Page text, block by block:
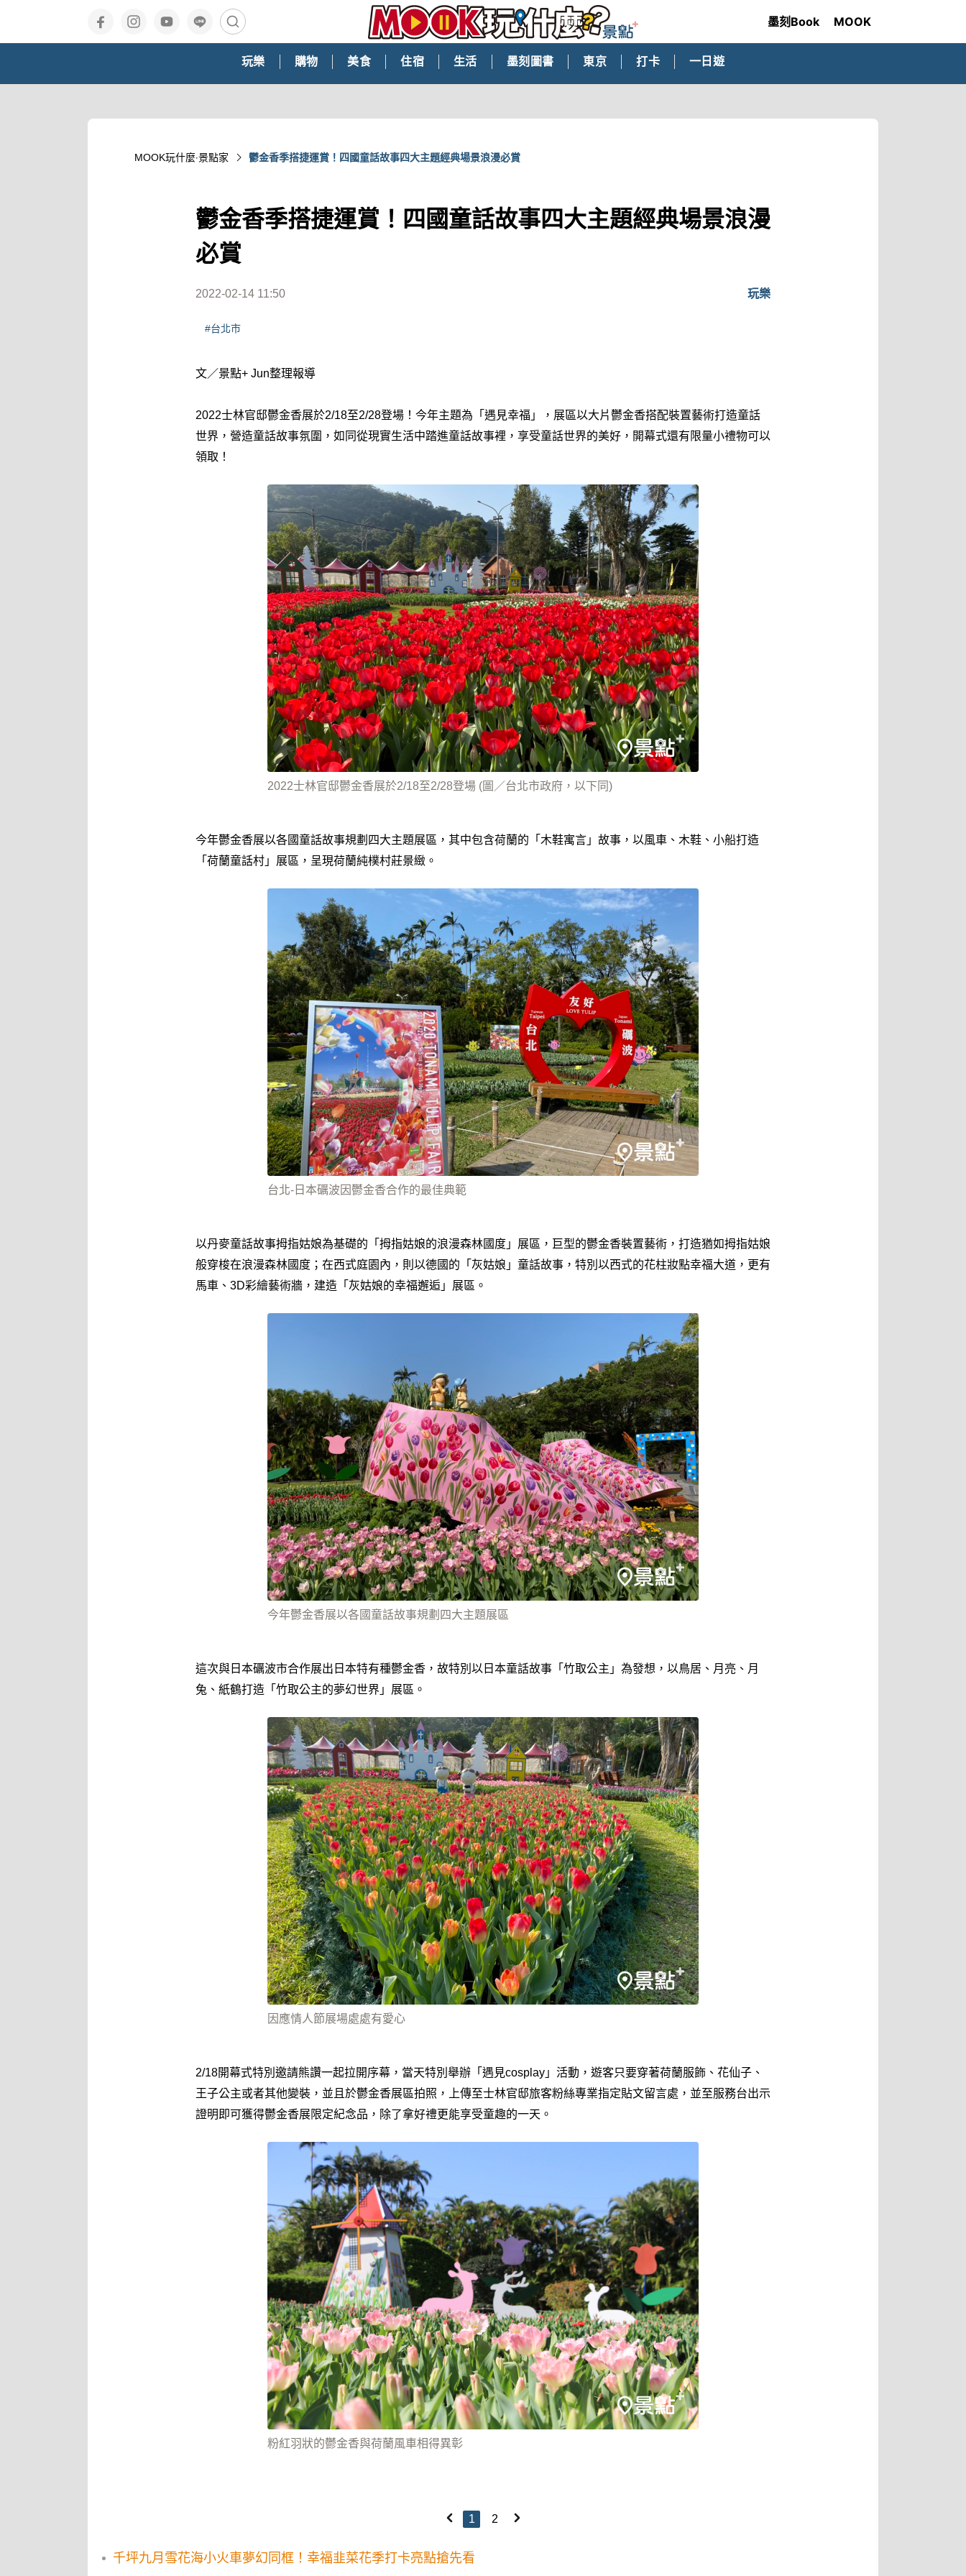
墨刻Book MOOK
玩樂 購物 美食 住宿 生活 墨刻圖書 東京 打卡 一日遊
MOOK玩什麼‧景點家 鬱金香季搭捷運賞！四國童話故事四大主題經典場景浪漫必賞
鬱金香季搭捷運賞！四國童話故事四大主題經典場景浪漫
必賞
2022-02-14 11:50 玩樂
#台北市
文／景點+ Jun整理報導
2022士林官邸鬱金香展於2/18至2/28登場！今年主題為「遇見幸福」，展區以大片鬱金香搭配裝置藝術打造童話
世界，營造童話故事氛圍，如同從現實生活中踏進童話故事裡，享受童話世界的美好，開幕式還有限量小禮物可以
領取！
2022士林官邸鬱金香展於2/18至2/28登場 (圖／台北市政府，以下同)
今年鬱金香展以各國童話故事規劃四大主題展區，其中包含荷蘭的「木鞋寓言」故事，以風車、木鞋、小船打造
「荷蘭童話村」展區，呈現荷蘭純樸村莊景緻。
台北-日本礪波因鬱金香合作的最佳典範
以丹麥童話故事拇指姑娘為基礎的「拇指姑娘的浪漫森林國度」展區，巨型的鬱金香裝置藝術，打造猶如拇指姑娘
般穿梭在浪漫森林國度；在西式庭園內，則以德國的「灰姑娘」童話故事，特別以西式的花柱妝點幸福大道，更有
馬車、3D彩繪藝術牆，建造「灰姑娘的幸福邂逅」展區。
今年鬱金香展以各國童話故事規劃四大主題展區
這次與日本礪波市合作展出日本特有種鬱金香，故特別以日本童話故事「竹取公主」為發想，以鳥居、月亮、月
兔、紙鶴打造「竹取公主的夢幻世界」展區。
因應情人節展場處處有愛心
2/18開幕式特別邀請熊讚一起拉開序幕，當天特別舉辦「遇見cosplay」活動，遊客只要穿著荷蘭服飾、花仙子、
王子公主或者其他變裝，並且於鬱金香展區拍照，上傳至士林官邸旅客粉絲專業指定貼文留言處，並至服務台出示
證明即可獲得鬱金香展限定紀念品，除了拿好禮更能享受童趣的一天。
粉紅羽狀的鬱金香與荷蘭風車相得異彰
1 2
千坪九月雪花海小火車夢幻同框！幸福韭菜花季打卡亮點搶先看